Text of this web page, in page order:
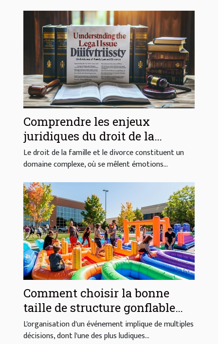
Comprendre les enjeux
juridiques du droit de la
famille et du divorce
Le droit de la famille et le divorce constituent un
domaine complexe, où se mêlent émotions...
Comment choisir la bonne
taille de structure gonflable
pour votre événement
L'organisation d'un événement implique de multiples
décisions, dont l'une des plus ludiques...